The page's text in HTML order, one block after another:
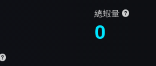
總蝦量
0